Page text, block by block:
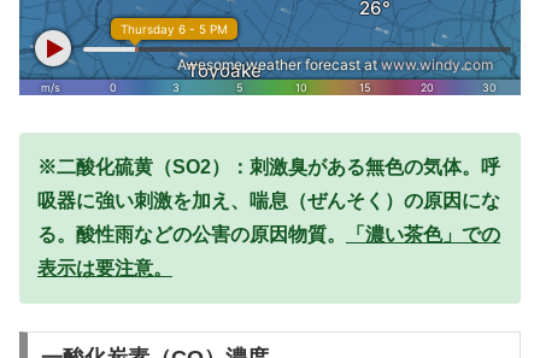
※二酸化硫黄（SO2）：刺激臭がある無色の気体。呼
吸器に強い刺激を加え、喘息（ぜんそく）の原因にな
る。酸性雨などの公害の原因物質。
「濃い茶色」での
表示は要注意。